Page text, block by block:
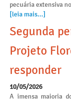
pecuária extensiva
[leia mais...]
Segunda
Projeto
responder
10/05/2026
A imensa maioria